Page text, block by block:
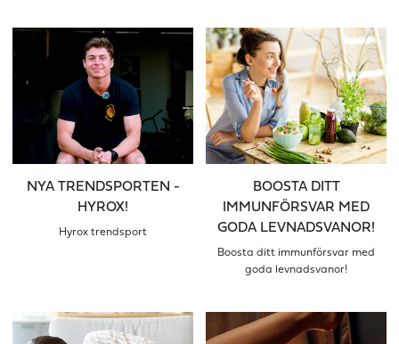
NYA TRENDSPORTEN -
HYROX!
Hyrox trendsport
BOOSTA DITT
IMMUNFÖRSVAR MED
GODA LEVNADSVANOR!
Boosta ditt immunförsvar med
goda levnadsvanor!